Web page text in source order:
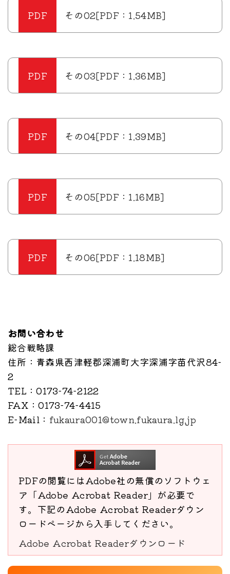
その02[PDF：1.54MB]
その03[PDF：1.36MB]
その04[PDF：1.39MB]
その05[PDF：1.16MB]
その06[PDF：1.18MB]
お問い合わせ
総合戦略課
住所 ：青森県西津軽郡深浦町大字深浦字苗代沢84-
2
TEL ：0173-74-2122
FAX ：0173-74-4415
E-Mail ： fukaura001@town.fukaura.lg.jp
PDFの閲覧にはAdobe社の無償のソフトウェ
ア「Adobe Acrobat Reader」が必要で
す。下記のAdobe Acrobat Readerダウン
ロードページから入手してください。
Adobe Acrobat Readerダウンロード